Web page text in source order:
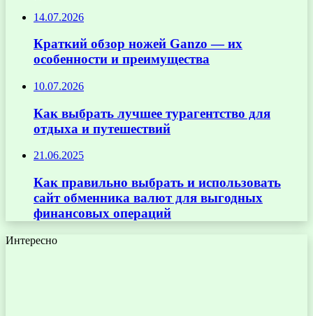
14.07.2026
Краткий обзор ножей Ganzo — их
особенности и преимущества
10.07.2026
Как выбрать лучшее турагентство для
отдыха и путешествий
21.06.2025
Как правильно выбрать и использовать
сайт обменника валют для выгодных
финансовых операций
Интересно